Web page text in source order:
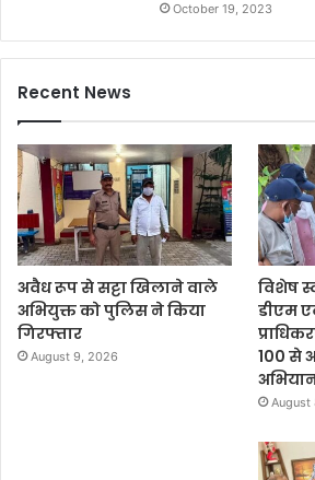
October 19, 2023
Recent News
अवैध रूप से सट्टा खिलाने वाले
अभियुक्त को पुलिस ने किया
गिरफ्तार
August 9, 2026
विशेष
डीएम
100 से
August